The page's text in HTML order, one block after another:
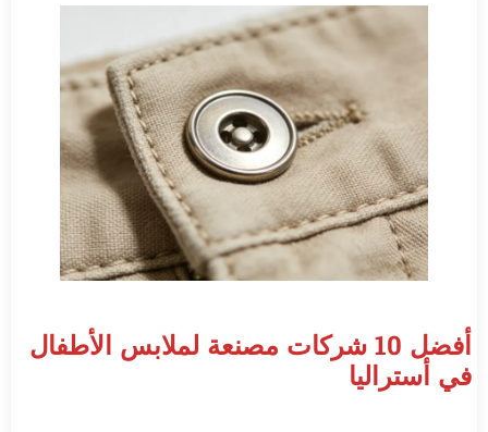
أفضل 10 شركات مصنعة لملابس الأطفال
في أستراليا